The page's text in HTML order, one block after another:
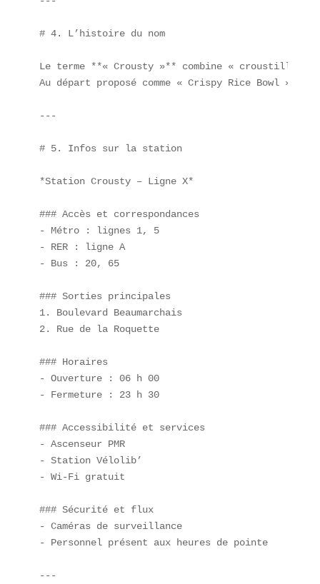
# 4. L’histoire du nom
Le terme **« Crousty »** combine «
Au départ proposé comme « Crispy Rice Bowl
---
# 5. Infos sur la station
*Station Crousty – Ligne X*
### Accès et correspondances
- Métro : lignes 1, 5
- RER : ligne A
- Bus : 20, 65
### Sorties principales
1. Boulevard Beaumarchais
2. Rue de la Roquette
### Horaires
- Ouverture : 06 h 00
- Fermeture : 23 h 30
### Accessibilité et services
- Ascenseur PMR
- Station Vélolib’
- Wi-Fi gratuit
### Sécurité et flux
- Caméras de surveillance
- Personnel présent aux heures de pointe
---